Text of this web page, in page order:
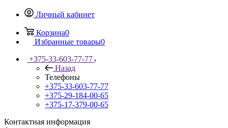
Личный кабинет
Корзина0
Избранные товары0
+375-33-603-77-77
Назад
Телефоны
+375-33-603-77-77
+375-29-184-00-65
+375-17-379-00-65
Контактная информация